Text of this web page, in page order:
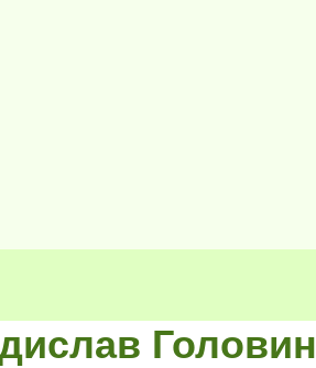
Головин